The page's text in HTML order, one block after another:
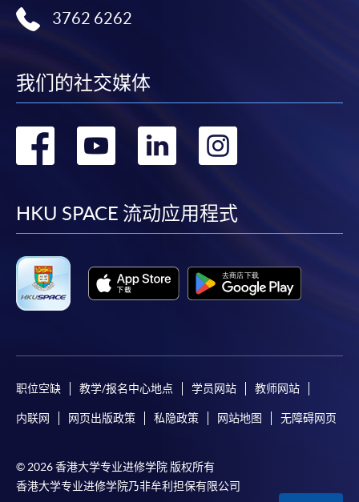
3762 6262
我们的社交媒体
转
facebook
转
youtube
转
linkedin
转
HKU SPACE 流动应用程式
职位空缺 教学/报名中心地点 学员网站 教师网站
内联网 网页出版政策 私隐政策 网站地图 无障碍网页
© 2026 香港大学专业进修学院 版权所有
香港大学专业进修学院乃非牟利担保有限公司